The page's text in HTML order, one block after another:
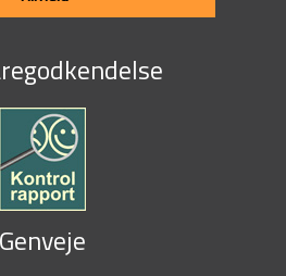
Genveje